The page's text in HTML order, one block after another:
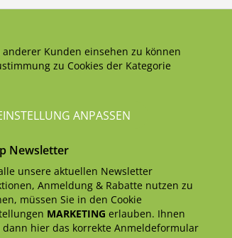
Kunden einsehen zu können
zu Cookies der Kategorie
ANPASSEN
Newsletter
unsere aktuellen Newsletter
Anmeldung & Rabatte nutzen zu
müssen Sie in den Cookie
MARKETING erlauben. Ihnen
hier das korrekte Anmeldeformular